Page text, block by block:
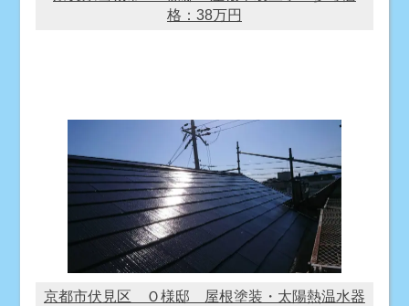
格：38万円
京都市伏見区 Ｏ様邸 屋根塗装・太陽熱温水器